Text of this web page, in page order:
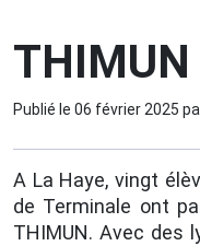
Publié le 06 février 2025
A La Haye, vingt
de Terminale ont
THIMUN. Avec des